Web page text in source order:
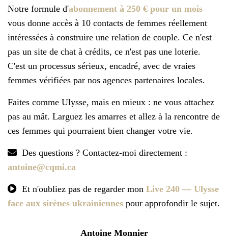
Notre formule d'abonnement à 250 € pour un mois
vous donne accès à 10 contacts de femmes réellement
intéressées à construire une relation de couple. Ce n'est
pas un site de chat à crédits, ce n'est pas une loterie.
C'est un processus sérieux, encadré, avec de vraies
femmes vérifiées par nos agences partenaires locales.
Faites comme Ulysse, mais en mieux : ne vous attachez
pas au mât. Larguez les amarres et allez à la rencontre de
ces femmes qui pourraient bien changer votre vie.
Des questions ? Contactez-moi directement :
antoine@cqmi.ca
Et n'oubliez pas de regarder mon Live 240 — Ulysse
face aux sirènes ukrainiennes pour approfondir le sujet.
Antoine Monnier